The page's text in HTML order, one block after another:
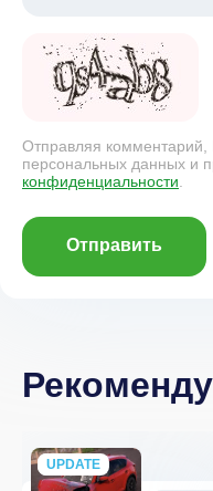
Отправляя комментарий,
персональных данных и
конфиденциальности
Отправить
UPDATE
NEW